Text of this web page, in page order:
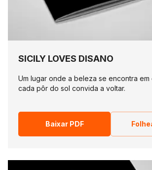
SICILY LOVES DISANO
Um lugar onde a beleza se encontra em
cada pôr do sol convida a voltar.
Baixar PDF